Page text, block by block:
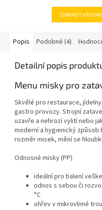
ZOBRAZIT
Popis Podobné (4)
Detailní popis
Menu misky pro
Skvělé pro restaurace,
gastro provozy. Strojní
uzavře a nehrozí vylití nebo
moderní a hygienický způsob
rozměr misek, mění se
Odnosné misky (PP)
ideální pro balení
odnos s sebou či
°C
ohřev v mikrovlnné